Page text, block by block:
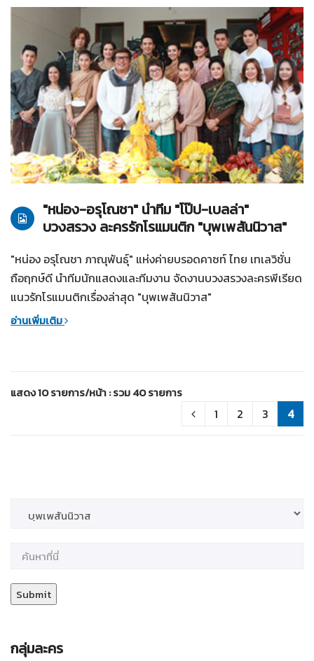
26-01-2559 บุพเพสันนิวาส
"หน่อง-อรุโณชา" นำทีม "โป๊ป-เบลล่า"
บวงสรวง ละครรักโรแมนติก "บุพเพสันนิวาส"
"หน่อง อรุโณชา ภาณุพันธุ์" แห่งค่ายบรอดคาซท์ ไทย เทเลวิชั่น
ถือฤกษ์ดี นำทีมนักแสดงและทีมงาน จัดงานบวงสรวงละครพีเรียด
แนวรักโรแมนติกเรื่องล่าสุด "บุพเพสันนิวาส"
อ่านเพิ่มเติม
แสดง 10 รายการ/หน้า : รวม 40 รายการ
1 2 3 4
กลุ่มละคร